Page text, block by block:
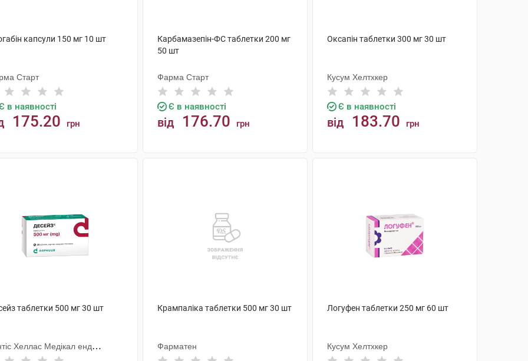
капсули 150 мг 10 шт
Старт
в наявності
175.20 грн
Карбамазепін-ФС таблетки 200 мг
50 шт
Фарма Старт
Є в наявності
від 176.70 грн
Оксапін таблетки 300 мг 30 шт
Кусум Хелтхкер
Є в наявності
від 183.70 грн
таблетки 500 мг 30 шт
Хеллас Медікал енд
Продактс С.А.
Крампаліка таблетки 500 мг 30 шт
Фарматен
Логуфен таблетки 250 мг 60 шт
Кусум Хелтхкер